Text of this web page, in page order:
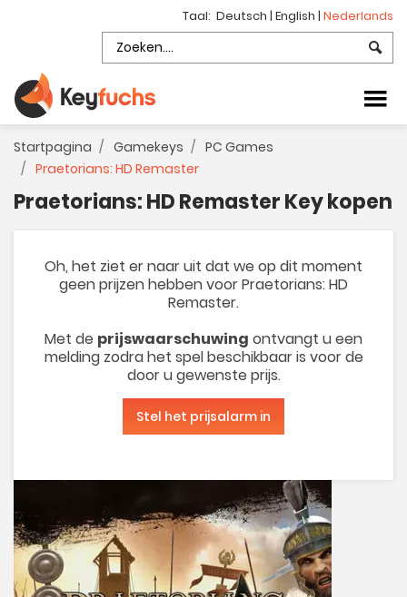
Taal: Deutsch | English | Nederlands
Startpagina Gamekeys
PC Games
Praetorians: HD Remaster
Praetorians: HD Remaster Key kopen
Oh, het ziet er naar uit dat we op dit moment
geen prijzen hebben voor Praetorians: HD
Remaster.
Met de prijswaarschuwing ontvangt u een
melding zodra het spel beschikbaar is voor de
door u gewenste prijs.
Stel het prijsalarm in